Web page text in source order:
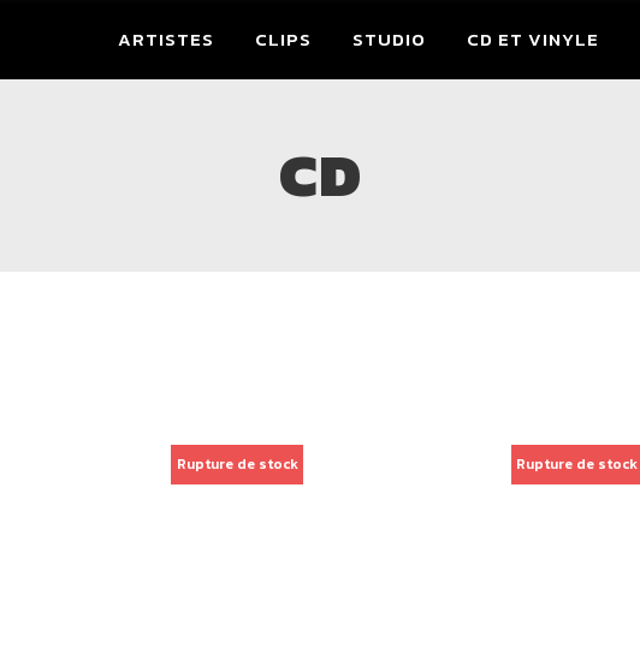
ARTISTES CLIPS STUDIO CD ET VINYLE
CD
Rupture de stock Rupture de stock